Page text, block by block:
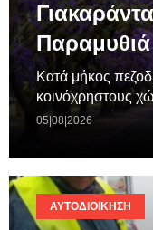
Παραμυθιά
Κατά μήκος
κοινόχρηστους
05|08|2026
ΑΥΤΟΔΙΟΊΚΗΣΗ